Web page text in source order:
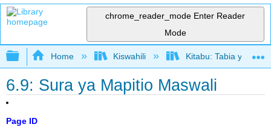
chrome_reader_mode Enter Reader
Mode
Expand/collapse global hierarchy
Home Kiswahili Kitabu: Tabia ya
6.9: Sura ya Mapitio Maswali
Page ID